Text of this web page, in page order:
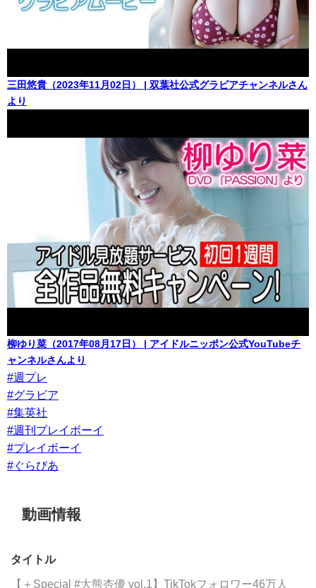
三田悠貴（2023年11月02日） | 双葉社公式グラビアチャンネルさん
より
柳ゆり菜（2017年08月17日） | アイドルニッポン公式YouTubeチ
ャンネルさんより
#週プレ
#グラビア
#集英社
#週刊プレイボーイ
#プレイボーイ
#ぐらびあ
動画情報
タイトル
【＋Special #大熊杏優 vol.1】TikTokフォロワー46万人